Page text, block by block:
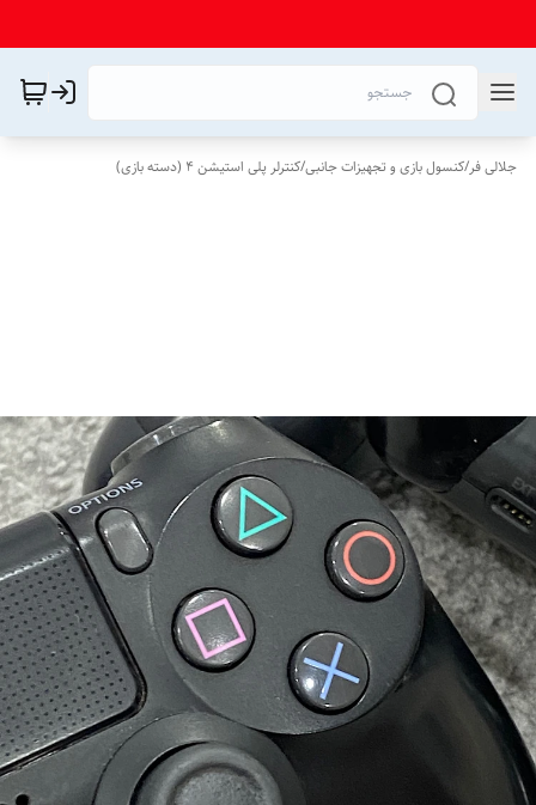
جلالی فر/کنسول بازی و تجهیزات جانبی/کنترلر پلی استیشن 4 (دسته بازی)